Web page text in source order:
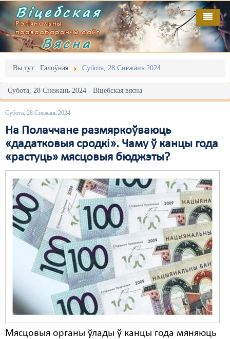
Віцебская
Рэгіянальны
праваабарончы сайт
Вясна
Вы тут: Галоўная Субота, 28 Снежань 2024
Субота, 28 Снежань 2024 - Віцебская вясна
Субота, 28 Снежань 2024
На Полаччане размяркоўваюць
«дадатковыя сродкі». Чаму ў канцы года
«растуць» мясцовыя бюджэты?
Мясцовыя органы ўлады ў канцы года мяняюць
Галоўная
Адміністрацыйны перасьлед
Акцыі
Выбары
Грамадзянскія ініцыятывы
Дзяржава
Дыскрымінацыя
Затрыманьні
Карная псыхіятрыя
КПЧ ААН
Культурныя правы
ЛПП
Мігранты
Мірныя сходы
Выданьні
Відэа
Пра нас
RSS